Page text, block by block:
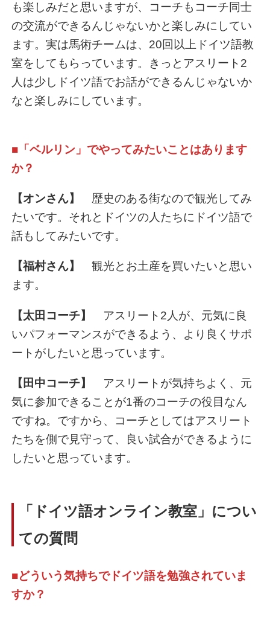
も楽しみだと思いますが、コーチもコーチ同士
の交流ができるんじゃないかと楽しみにしてい
ます。実は馬術チームは、20回以上ドイツ語教
室をしてもらっています。きっとアスリート2
人は少しドイツ語でお話ができるんじゃないか
なと楽しみにしています。
■「ベルリン」でやってみたいことはあります
か？
【オンさん】
歴史のある街なので観光してみ
たいです。それとドイツの人たちにドイツ語で
話もしてみたいです。
【福村さん】
観光とお土産を買いたいと思い
ます。
【太田コーチ】
アスリート2人が、元気に良
いパフォーマンスができるよう、より良くサポ
ートがしたいと思っています。
【田中コーチ】
アスリートが気持ちよく、元
気に参加できることが1番のコーチの役目なん
ですね。ですから、コーチとしてはアスリート
たちを側で見守って、良い試合ができるように
したいと思っています。
「ドイツ語オンライン教室」につい
ての質問
■どういう気持ちでドイツ語を勉強されていま
すか？